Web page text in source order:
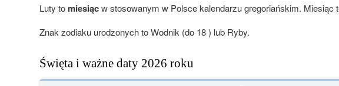
Luty to miesiącw stosowanym w Polsce kalendarzu gregoriańskim. Miesiąc
Znak zodiaku urodzonych to Wodnik (do 18 ) lub Ryby.
Święta i ważne daty 2026 roku